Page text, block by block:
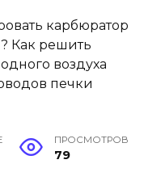
ПРОСМОТРОВ
79